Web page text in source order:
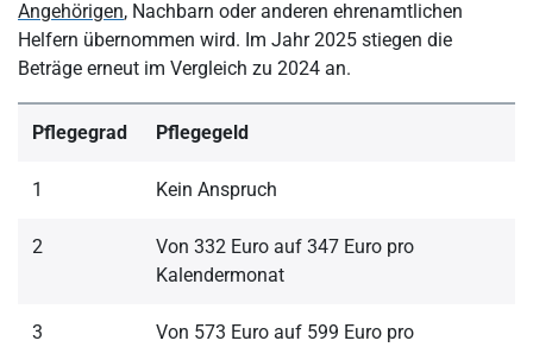
Angehörigen, Nachbarn oder anderen ehrenamtlichen
Helfern übernommen wird. Im Jahr 2025 stiegen die
Beträge erneut im Vergleich zu 2024 an.
Pflegegrad Pflegegeld
1 Kein Anspruch
2
Von 332 Euro auf 347 Euro pro
Kalendermonat
3
Von 573 Euro auf 599 Euro pro